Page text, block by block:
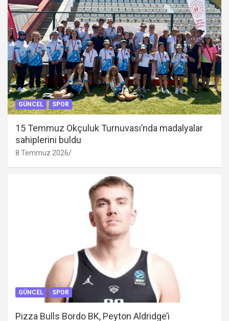
GÜNCEL SPOR
15 Temmuz Okçuluk Turnuvası’nda madalyalar
sahiplerini buldu
8 Temmuz 2026
GÜNCEL SPOR
Pizza Bulls Bordo BK, Peyton Aldridge’i